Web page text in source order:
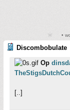
•
Discombobulate
Op
[..]